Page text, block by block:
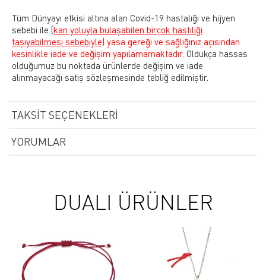
Tüm Dünyayı etkisi altına alan Covid-19 hastalığı ve hijyen
sebebi ile (kan yoluyla bulaşabilen birçok hastılığı
taşıyabilmesi sebebiyle) yasa gereği ve sağlığınız açısından
kesinlikle iade ve değişim yapılamamaktadır. Oldukça hassas
olduğumuz bu noktada ürünlerde değişim ve iade
alınmayacağı satış sözleşmesinde tebliğ edilmiştir.
TAKSIT SEÇENEKLERI
YORUMLAR
DUALI ÜRÜNLER